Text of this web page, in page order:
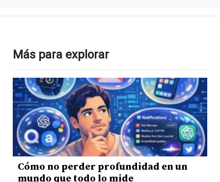
Más para explorar
Cómo no perder profundidad en un
mundo que todo lo mide